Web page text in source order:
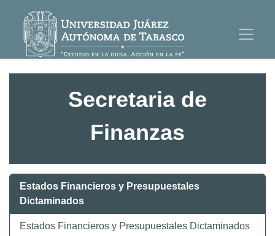
Secretaria de
Finanzas
Estados Financieros y Presupuestales
Dictaminados
Estados Financieros y Presupuestales Dictaminados